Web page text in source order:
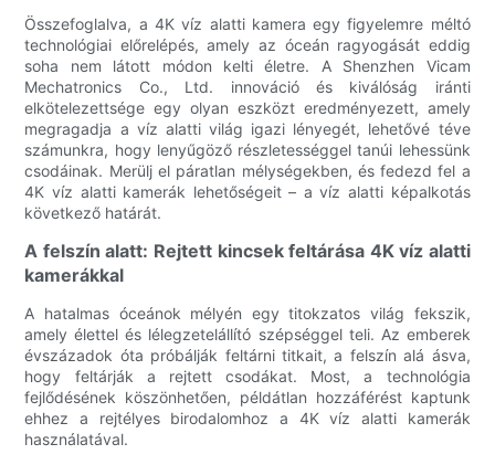
Összefoglalva, a 4K víz alatti kamera egy figyelemre méltó
technológiai előrelépés, amely az óceán ragyogását eddig
soha nem látott módon kelti életre. A Shenzhen Vicam
Mechatronics Co., Ltd. innováció és kiválóság iránti
elkötelezettsége egy olyan eszközt eredményezett, amely
megragadja a víz alatti világ igazi lényegét, lehetővé téve
számunkra, hogy lenyűgöző részletességgel tanúi lehessünk
csodáinak. Merülj el páratlan mélységekben, és fedezd fel a
4K víz alatti kamerák lehetőségeit – a víz alatti képalkotás
következő határát.
A felszín alatt: Rejtett kincsek feltárása 4K víz alatti
kamerákkal
A hatalmas óceánok mélyén egy titokzatos világ fekszik,
amely élettel és lélegzetelállító szépséggel teli. Az emberek
évszázadok óta próbálják feltárni titkait, a felszín alá ásva,
hogy feltárják a rejtett csodákat. Most, a technológia
fejlődésének köszönhetően, példátlan hozzáférést kaptunk
ehhez a rejtélyes birodalomhoz a 4K víz alatti kamerák
használatával.